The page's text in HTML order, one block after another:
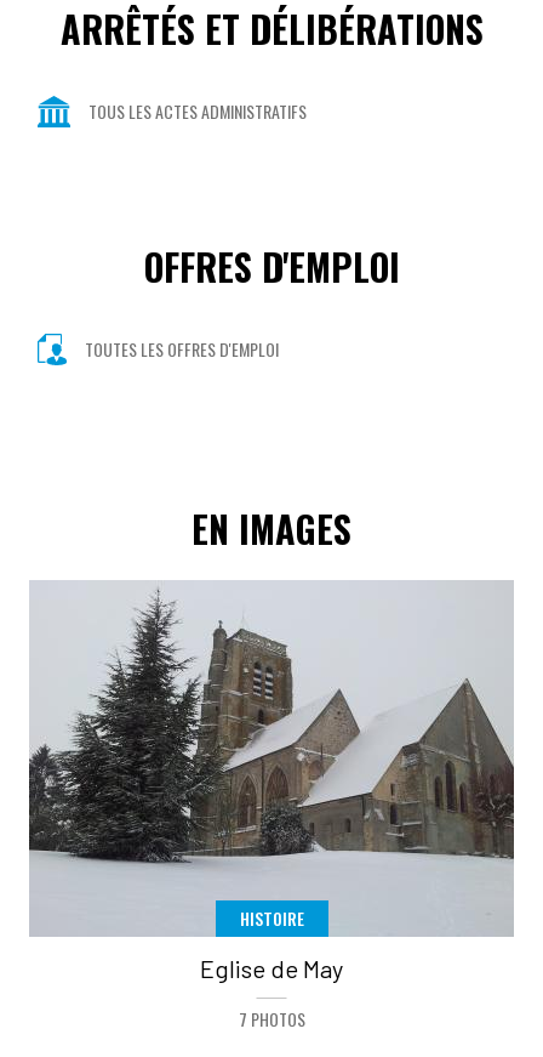
ARRÊTÉS ET DÉLIBÉRATIONS
TOUS LES ACTES ADMINISTRATIFS
OFFRES D'EMPLOI
TOUTES LES OFFRES D'EMPLOI
EN IMAGES
HISTOIRE
Eglise de May
7 PHOTOS